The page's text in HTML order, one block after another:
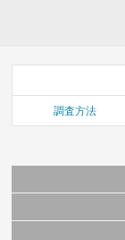
調査方法
当サイトで公開されて
当サイトに掲載してい